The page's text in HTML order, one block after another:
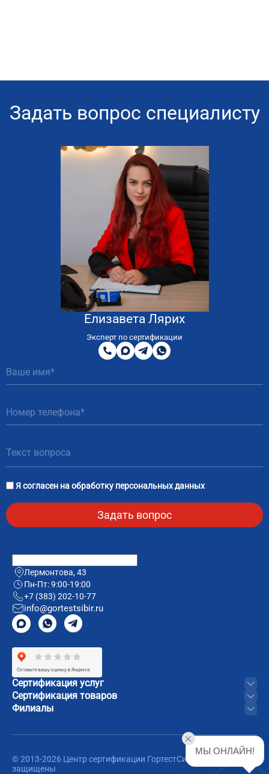
Задать вопрос специалисту
Елизавета Лярих
Эксперт по сертификации
8
800
200
51
MAXTelegram
WhatsApp
Я согласен наобработку персональных данных
Сертификация услуг
Сертификация товаров
Филиалы
Лермонтова, 43
Пн-Пт: 9:00-19:00
+7 (383) 202-10-77
info@gortestsibir.ru
© 2013-2026 Центр сертификации ГортестСибирь. Все права
защищены
МЫ ОНЛАЙН!